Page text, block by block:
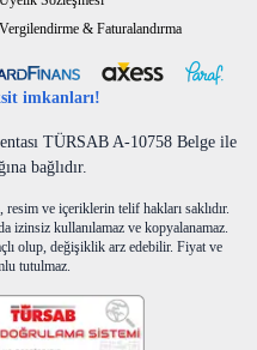
Vergilendirme & Faturalandırma
imkanları!
TÜRSAB A-10758 Belge ile
bağlıdır.
ve içeriklerin telif hakları saklıdır.
izinsiz kullanılamaz ve kopyalanamaz.
olup, değişiklik arz edebilir. Fiyat ve
tutulmaz.